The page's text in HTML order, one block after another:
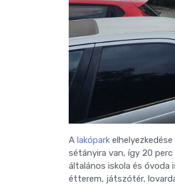
A lakópark
sétányira van, így 20
általános iskola és óvoda
étterem, játszótér,